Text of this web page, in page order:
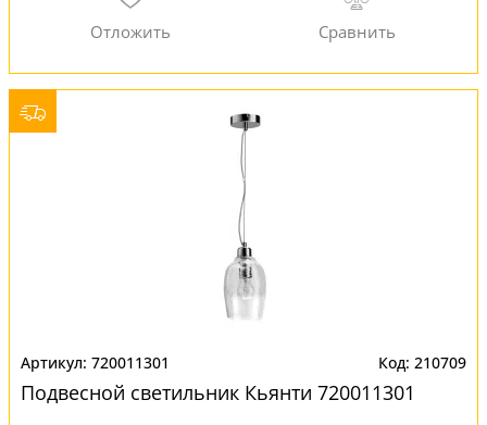
720011301 210709
Подвесной светильник Кьянти 720011301